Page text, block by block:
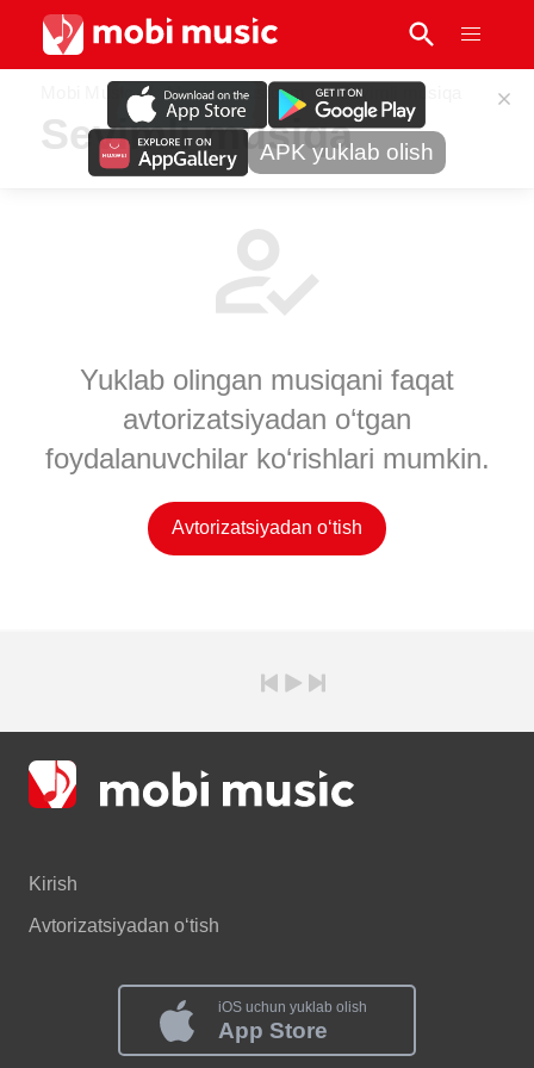
APK yuklab olish
Mobi Music Mening musiqam Sevimli musiqa
Sevimli musiqa
Yuklab olingan musiqani faqat
avtorizatsiyadan o‘tgan
foydalanuvchilar ko‘rishlari mumkin.
Avtorizatsiyadan o‘tish
Kirish
Avtorizatsiyadan o‘tish
iOS uchun yuklab olish
App Store